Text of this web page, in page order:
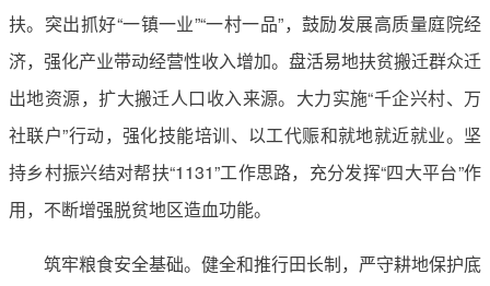
扶。突出抓好“一镇一业”“一村一品”，鼓励发展高质量庭院经
济，强化产业带动经营性收入增加。盘活易地扶贫搬迁群众迁
出地资源，扩大搬迁人口收入来源。大力实施“千企兴村、万
社联户”行动，强化技能培训、以工代赈和就地就近就业。坚
持乡村振兴结对帮扶“1131”工作思路，充分发挥“四大平台”作
用，不断增强脱贫地区造血功能。
筑牢粮食安全基础。健全和推行田长制，严守耕地保护底